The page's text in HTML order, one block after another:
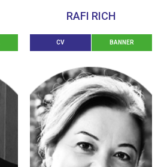
RAFI RICH
CV BANNER